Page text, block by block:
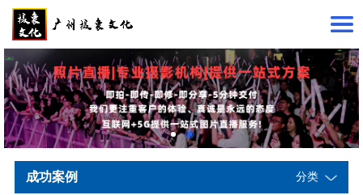
成功案例 分类